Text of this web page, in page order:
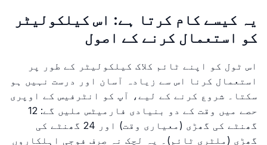
یہ کیسے کام کرتا ہے: اس کیلکولیٹر
کو استعمال کرنے کے اصول
اس ٹول کو اپنے ٹائم کلاک کیلکولیٹر کے طور پر
استعمال کرنا اس سے زیادہ آسان اور درست نہیں ہو
سکتا۔ شروع کرنے کے لیے، آپ کو انٹرفیس کے اوپری
حصے میں وقت کے دو بنیادی فارمیٹس ملیں گے: 12
گھنٹے کی گھڑی (معیاری وقت) اور 24 گھنٹے کی
گھڑی (ملٹری ٹائم)۔ یہ لچک نہ صرف فوجی اہلکاروں